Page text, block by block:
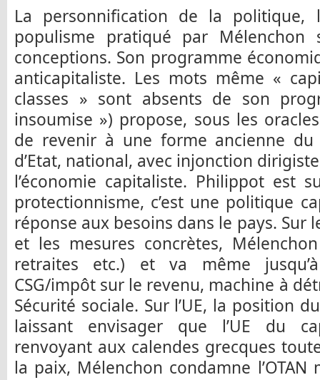
La personnification de la
populisme pratiqué par Mélenchon
conceptions. Son programme
anticapitaliste. Les mots même «
classes » sont absents de son
insoumise ») propose, sous les
de revenir à une forme ancienne du
d’Etat, national, avec injonction
l’économie capitaliste. Philippot est
protectionnisme, c’est une politique
réponse aux besoins dans le pays. Sur
et les mesures concrètes,
retraites etc.) et va même
CSG/impôt sur le revenu, machine à
Sécurité sociale. Sur l’UE, la position
laissant envisager que l’UE du
renvoyant aux calendes grecques
la paix, Mélenchon condamne